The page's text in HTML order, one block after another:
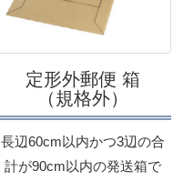
定形外郵便 箱
（規格外）
長辺60cm以内かつ3辺の合
計が90cm以内の発送箱で